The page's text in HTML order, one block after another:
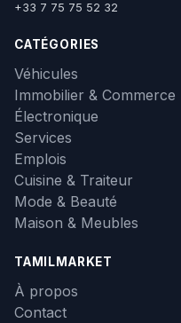
+33 7 75 75 52 32
CATÉGORIES
Véhicules
Immobilier & Commerce
Électronique
Services
Emplois
Cuisine & Traiteur
Mode & Beauté
Maison & Meubles
TAMILMARKET
À propos
Contact